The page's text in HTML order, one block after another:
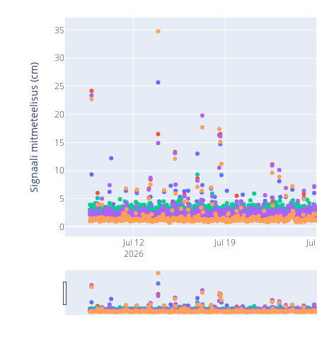
Jul 12
2026
Jul 19
0
5
10
15
20
25
30
35
Signaali mitmeteelisus (cm)